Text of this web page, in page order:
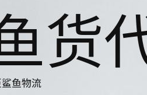
货
鲨鱼物流